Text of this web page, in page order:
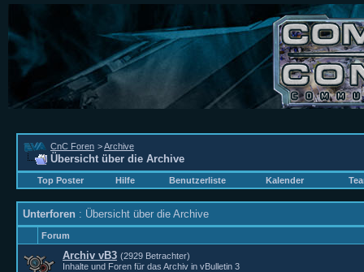
CnC Foren >Archive
Übersicht über die Archive
Top Poster Hilfe Benutzerliste Kalender
Unterforen : Übersicht über die Archive
Forum
Archiv vB3 (2929 Betrachter)
Inhalte und Foren für das Archiv in vBulletin 3